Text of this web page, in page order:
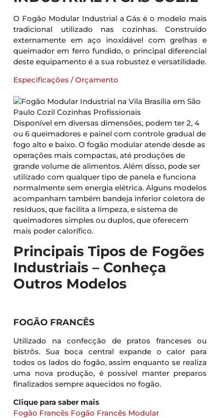
O Fogão Modular Industrial a Gás é o modelo mais
tradicional utilizado nas cozinhas. Construído
externamente em aço inoxidável com grelhas e
queimador em ferro fundido, o principal diferencial
deste equipamento é a sua robustez e versatilidade.
Especificações / Orçamento
Disponível em diversas dimensões, podem ter 2, 4
ou 6 queimadores e painel com controle gradual de
fogo alto e baixo. O fogão modular atende desde as
operações mais compactas, até produções de
grande volume de alimentos. Além disso, pode ser
utilizado com qualquer tipo de panela e funciona
normalmente sem energia elétrica. Alguns modelos
acompanham também bandeja inferior coletora de
resíduos, que facilita a limpeza, e sistema de
queimadores simples ou duplos, que oferecem
mais poder calorífico.
Principais Tipos de Fogões
Industriais – Conheça
Outros Modelos
FOGÃO FRANCÊS
Utilizado na confecção de pratos franceses ou
bistrôs. Sua boca central expande o calor para
todos os lados do fogão, assim enquanto se realiza
uma nova produção, é possível manter preparos
finalizados sempre aquecidos no fogão.
Clique para saber mais
Fogão Francês Fogão Francês Modular